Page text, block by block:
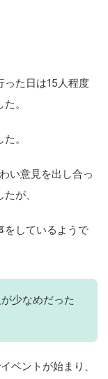
った日は15人程度
。
。
い意見を出し合っ
が、
をしているようで
少なめだった
ベントが始まり、